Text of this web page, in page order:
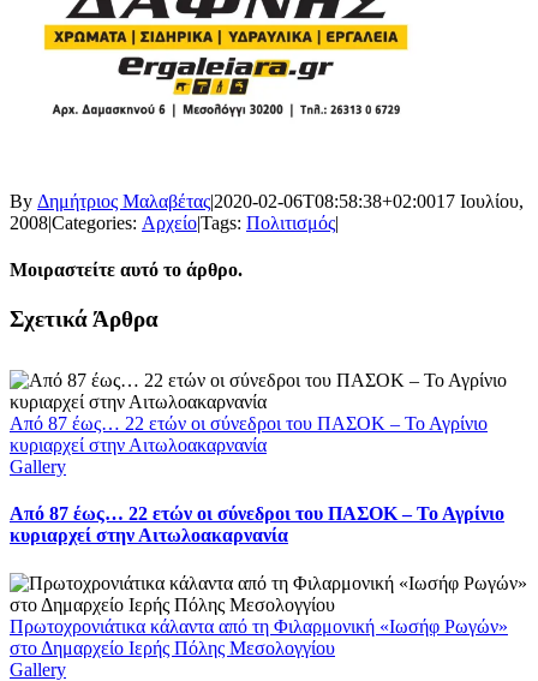
By Δημήτριος Μαλαβέτας|2020-02-06T08:58:38+02:0017 Ιουλίου,
2008|Categories: Αρχείο|Tags: Πολιτισμός|
Μοιραστείτε αυτό το άρθρο.
Facebook
X
LinkedIn
WhatsApp
Email
Σχετικά Άρθρα
Από 87 έως… 22 ετών οι σύνεδροι του ΠΑΣΟΚ – Το Αγρίνιο
κυριαρχεί στην Αιτωλοακαρνανία
Gallery
Από 87 έως… 22 ετών οι σύνεδροι του ΠΑΣΟΚ – Το Αγρίνιο
κυριαρχεί στην Αιτωλοακαρνανία
Πρωτοχρονιάτικα κάλαντα από τη Φιλαρμονική «Ιωσήφ Ρωγών»
στο Δημαρχείο Ιερής Πόλης Μεσολογγίου
Gallery